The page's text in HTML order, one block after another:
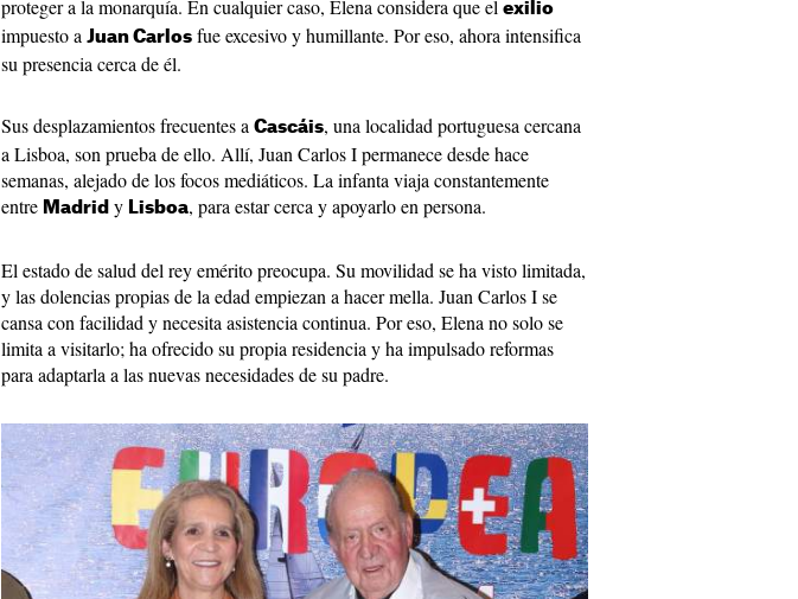
proteger a la monarquía. En cualquier caso, Elena considera que el exilio
impuesto a Juan Carlos fue excesivo y humillante. Por eso, ahora intensifica
su presencia cerca de él.
Sus desplazamientos frecuentes a Cascáis, una localidad portuguesa cercana
a Lisboa, son prueba de ello. Allí, Juan Carlos I permanece desde hace
semanas, alejado de los focos mediáticos. La infanta viaja constantemente
entre Madrid y Lisboa, para estar cerca y apoyarlo en persona.
El estado de salud del rey emérito preocupa. Su movilidad se ha visto limitada,
y las dolencias propias de la edad empiezan a hacer mella. Juan Carlos I se
cansa con facilidad y necesita asistencia continua. Por eso, Elena no solo se
limita a visitarlo; ha ofrecido su propia residencia y ha impulsado reformas
para adaptarla a las nuevas necesidades de su padre.